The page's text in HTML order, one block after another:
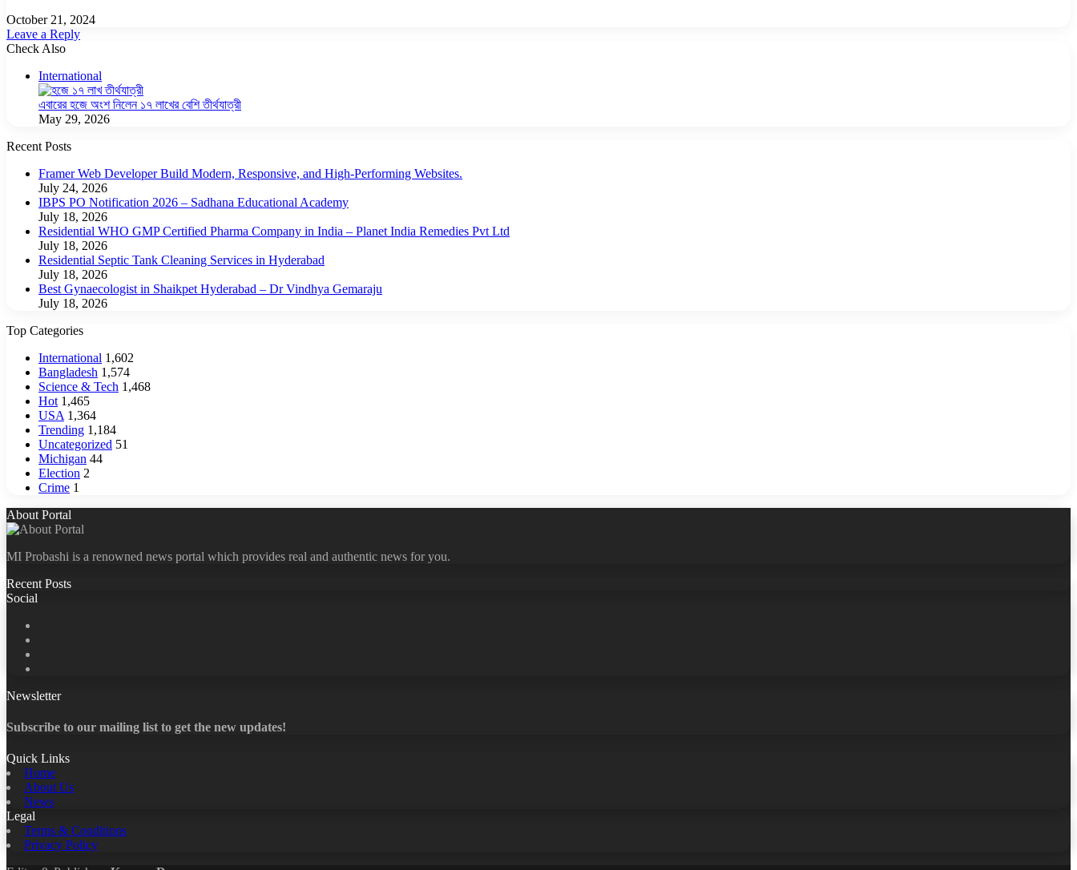
October 21, 2024
Leave a Reply
Check Also
International
এবারের হজে অংশ নিলেন ১৭ লাখের বেশি তীর্থযাত্রী
May 29, 2026
Recent Posts
Framer Web Developer Build Modern, Responsive, and High-Performing Websites.
July 24, 2026
IBPS PO Notification 2026 – Sadhana Educational Academy
July 18, 2026
Residential WHO GMP Certified Pharma Company in India – Planet India Remedies Pvt Ltd
July 18, 2026
Residential Septic Tank Cleaning Services in Hyderabad
July 18, 2026
Best Gynaecologist in Shaikpet Hyderabad – Dr Vindhya Gemaraju
July 18, 2026
Top Categories
International 1,602
Bangladesh 1,574
Science & Tech 1,468
Hot 1,465
USA 1,364
Trending 1,184
Uncategorized 51
Michigan 44
Election 2
Crime 1
About Portal
MI Probashi is a renowned news portal which provides real and authentic news for you.
Recent Posts
Social
Newsletter
Subscribe to our mailing list to get the new updates!
Quick Links
Home
About Us
News
Legal
Terms & Conditions
Privacy Policy